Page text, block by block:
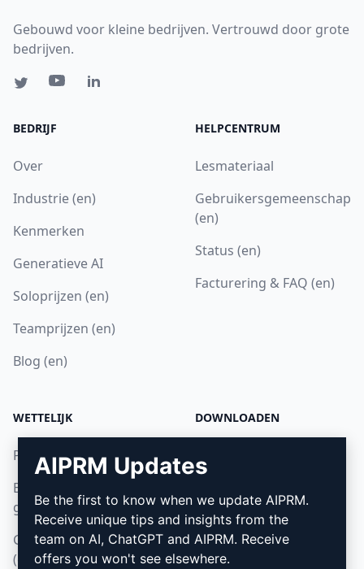
Gebouwd voor kleine bedrijven. Vertrouwd door grote
bedrijven.
BEDRIJF
Over
Industrie (en)
Kenmerken
Generatieve AI
Soloprijzen (en)
Teamprijzen (en)
Blog (en)
HELPCENTRUM
Lesmateriaal
Gebruikersgemeenschap
(en)
Status (en)
Facturering & FAQ (en)
WETTELIJK
Privacybeleid (en)
Beleid voor acceptabel
gebruik (en)
Gebruiksvoorwaarden
(en)
DOWNLOADEN
Microsoft Edge (en)
AIPRM Updates
Be the first to know when we update AIPRM.
Receive unique tips and insights from the
team on AI, ChatGPT and AIPRM. Receive
offers you won't see elsewhere.